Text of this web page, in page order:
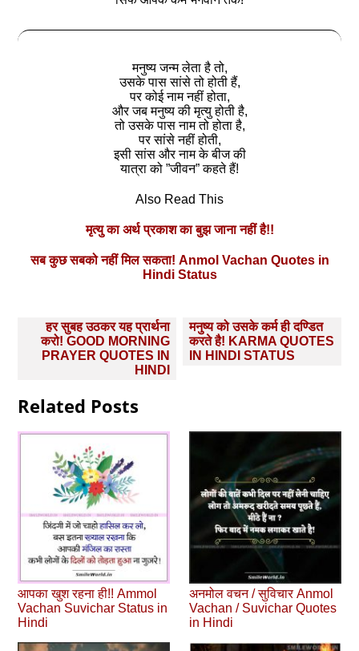
मनुष्‍य जन्‍म लेता है तो,
उसके पास सांसे तो होती हैं,
पर कोई नाम नहीं होता,
और जब मनुष्‍य की मृत्‍यु होती है,
तो उसके पास नाम तो होता है,
पर सांसे नहीं होती,
इसी सांस और नाम के बीज की
यात्रा को ”जीवन” कहते हैं!
Also Read This
मृत्यु का अर्थ प्रकाश का बुझ जाना नहीं है!!
सब कुछ सबको नहीं मिल सकता! Anmol Vachan Quotes in
Hindi Status
Post
navigation
हर सुबह उठकर यह प्रार्थना
करो! GOOD MORNING
PRAYER QUOTES IN
HINDI
मनुष्‍य को उसके कर्म ही दण्डित
करते है! KARMA QUOTES
IN HINDI STATUS
Related Posts
आपका खुश रहना ही!! Ammol
Vachan Suvichar Status in
Hindi
अनमोल वचन / सुविचार Anmol
Vachan / Suvichar Quotes
in Hindi